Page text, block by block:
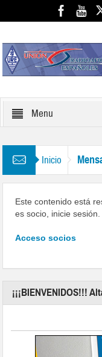
Menu
Inicio
Este contenido está
es socio, inicie sesión.
Acceso socios
¡¡¡BIENVENIDOS!!!